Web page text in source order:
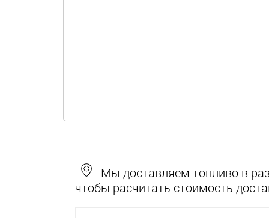
Мы доставляем топливо в
чтобы расчитать стоимость